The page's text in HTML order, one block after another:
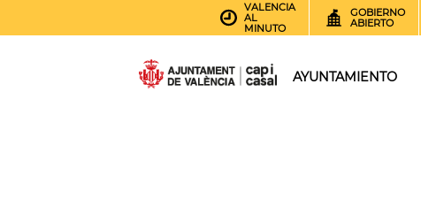
VALENCIA
AL
MINUTO
GOBIERNO
ABIERTO
AYUNTAMIENTO